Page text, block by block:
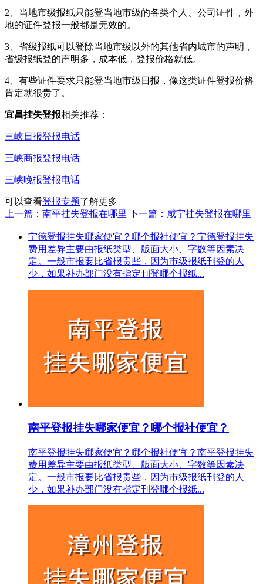
2、当地市级报纸只能登当地市级的各类个人、公司证件，外
地的证件登报一般都是无效的。
3、省级报纸可以登除当地市级以外的其他省内城市的声明，
省级报纸登的声明多，成本低，登报价格就低。
4、有些证件要求只能登当地市级日报，像这类证件登报价格
肯定就很贵了。
宜昌挂失登报相关推荐：
三峡日报登报电话
三峡商报登报电话
三峡晚报登报电话
可以查看登报专题了解更多
上一篇：南平挂失登报在哪里 下一篇：咸宁挂失登报在哪里
宁德登报挂失哪家便宜？哪个报社便宜？宁德登报挂失
费用差异主要由报纸类型、版面大小、字数等因素决
定。一般市报要比省报贵些，因为市级报纸刊登的人
少，如果补办部门没有指定刊登哪个报纸...
南平登报挂失哪家便宜？哪个报社便宜？
南平登报挂失哪家便宜？哪个报社便宜？南平登报挂失
费用差异主要由报纸类型、版面大小、字数等因素决
定。一般市报要比省报贵些，因为市级报纸刊登的人
少，如果补办部门没有指定刊登哪个报纸...